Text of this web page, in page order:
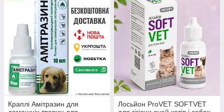
Краплі Амітразин для
Лосьйон ProVET SOFTVET